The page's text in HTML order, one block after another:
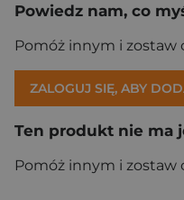
Powiedz nam, co
Pomóż innym i zostaw
ZALOGUJ SIĘ, ABY
Ten produkt nie ma
Pomóż innym i zostaw